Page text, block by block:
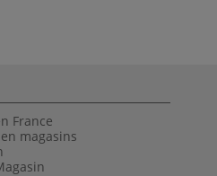
France
magasins